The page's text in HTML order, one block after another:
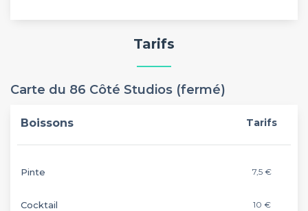
Tarifs
Carte du 86 Côté Studios (fermé)
Boissons Tarifs
Pinte 7,5 €
Cocktail 10 €